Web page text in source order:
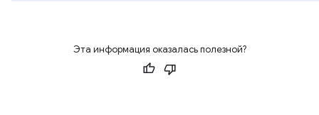
Эта информация оказалась полезной?